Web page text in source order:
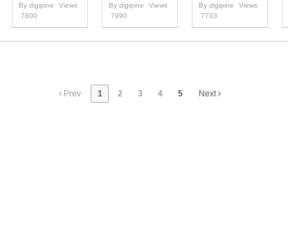
By digipine
Views
7800
By digipine
Views
7990
By digipine
Views
7703
Prev 1 2 3 4 5 Next